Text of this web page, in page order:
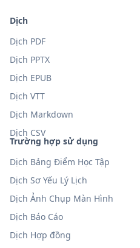
Trường hợp sử dụng
Dịch Bảng Điểm Học Tập
Dịch Sơ Yếu Lý Lịch
Dịch Ảnh Chụp Màn Hình
Dịch Báo Cáo
Dịch Hợp đồng
Dịch
Dịch PDF
Dịch PPTX
Dịch EPUB
Dịch VTT
Dịch Markdown
Dịch CSV